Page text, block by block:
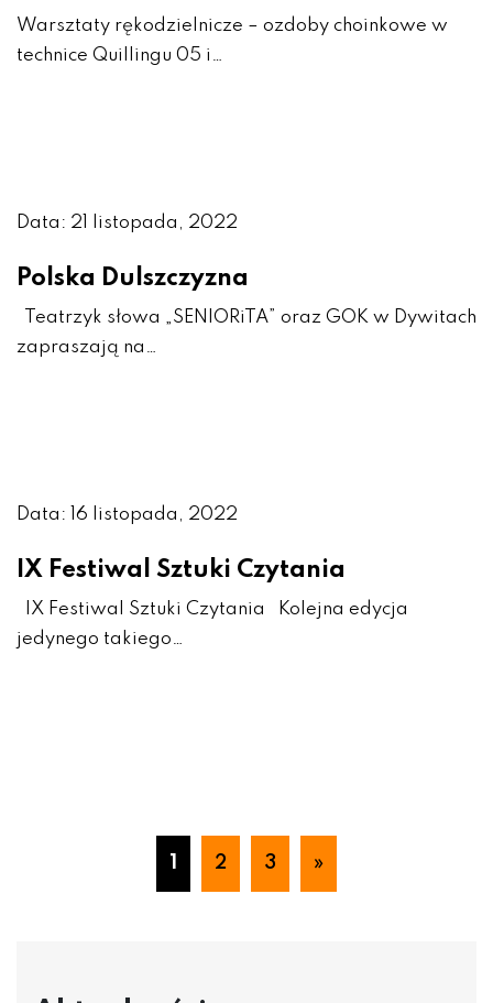
Warsztaty rękodzielnicze – ozdoby choinkowe w
technice Quillingu 05 i…
Data: 21 listopada, 2022
Polska Dulszczyzna
Teatrzyk słowa „SENIORiTA” oraz GOK w Dywitach
zapraszają na…
Data: 16 listopada, 2022
IX Festiwal Sztuki Czytania
IX Festiwal Sztuki Czytania Kolejna edycja
jedynego takiego…
1 2 3 »